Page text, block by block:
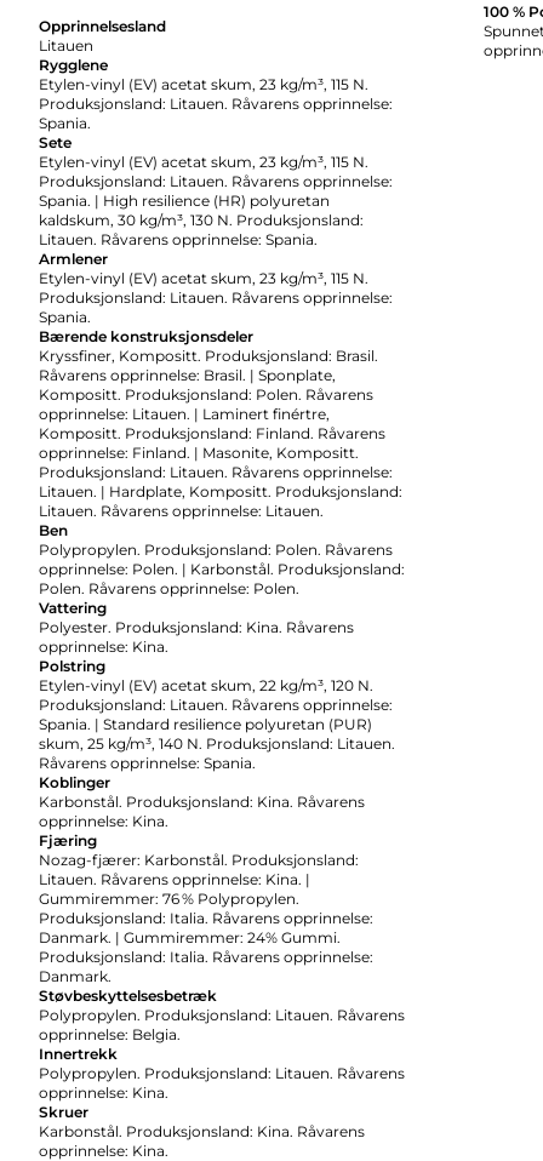
Opprinnelsesland
Litauen
Rygglene
Etylen-vinyl (EV) acetat skum, 23 kg/m³, 115 N.
Produksjonsland: Litauen. Råvarens opprinnelse:
Spania.
Sete
Etylen-vinyl (EV) acetat skum, 23 kg/m³, 115 N.
Produksjonsland: Litauen. Råvarens opprinnelse:
Spania. | High resilience (HR) polyuretan
kaldskum, 30 kg/m³, 130 N. Produksjonsland:
Litauen. Råvarens opprinnelse: Spania.
Armlener
Etylen-vinyl (EV) acetat skum, 23 kg/m³, 115 N.
Produksjonsland: Litauen. Råvarens opprinnelse:
Spania.
Bærende konstruksjonsdeler
Kryssfiner, Kompositt. Produksjonsland: Brasil.
Råvarens opprinnelse: Brasil. | Sponplate,
Kompositt. Produksjonsland: Polen. Råvarens
opprinnelse: Litauen. | Laminert finértre,
Kompositt. Produksjonsland: Finland. Råvarens
opprinnelse: Finland. | Masonite, Kompositt.
Produksjonsland: Litauen. Råvarens opprinnelse:
Litauen. | Hardplate, Kompositt. Produksjonsland:
Litauen. Råvarens opprinnelse: Litauen.
Ben
Polypropylen. Produksjonsland: Polen. Råvarens
opprinnelse: Polen. | Karbonstål. Produksjonsland:
Polen. Råvarens opprinnelse: Polen.
Vattering
Polyester. Produksjonsland: Kina. Råvarens
opprinnelse: Kina.
Polstring
Etylen-vinyl (EV) acetat skum, 22 kg/m³, 120 N.
Produksjonsland: Litauen. Råvarens opprinnelse:
Spania. | Standard resilience polyuretan (PUR)
skum, 25 kg/m³, 140 N. Produksjonsland: Litauen.
Råvarens opprinnelse: Spania.
Koblinger
Karbonstål. Produksjonsland: Kina. Råvarens
opprinnelse: Kina.
Fjæring
Nozag-fjærer: Karbonstål. Produksjonsland:
Litauen. Råvarens opprinnelse: Kina. |
Gummiremmer: 76 % Polypropylen.
Produksjonsland: Italia. Råvarens opprinnelse:
Danmark. | Gummiremmer: 24% Gummi.
Produksjonsland: Italia. Råvarens opprinnelse:
Danmark.
Støvbeskyttelsesbetræk
Polypropylen. Produksjonsland: Litauen. Råvarens
opprinnelse: Belgia.
Innertrekk
Polypropylen. Produksjonsland: Litauen. Råvarens
opprinnelse: Kina.
Skruer
Karbonstål. Produksjonsland: Kina. Råvarens
opprinnelse: Kina.
100 %